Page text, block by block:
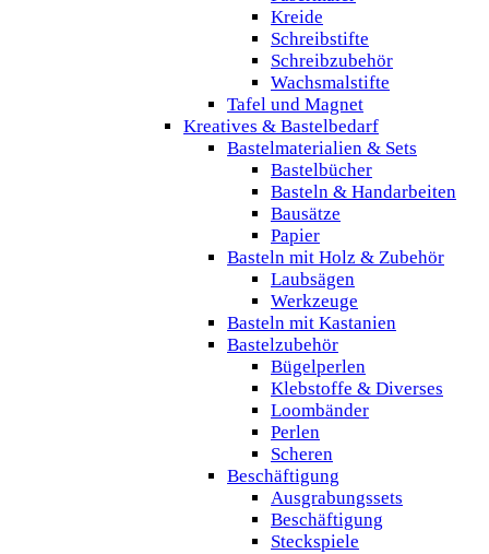
Kreide
Schreibstifte
Schreibzubehör
Wachsmalstifte
Tafel und Magnet
Kreatives & Bastelbedarf
Bastelmaterialien & Sets
Bastelbücher
Basteln & Handarbeiten
Bausätze
Papier
Basteln mit Holz & Zubehör
Laubsägen
Werkzeuge
Basteln mit Kastanien
Bastelzubehör
Bügelperlen
Klebstoffe & Diverses
Loombänder
Perlen
Scheren
Beschäftigung
Ausgrabungssets
Beschäftigung
Steckspiele